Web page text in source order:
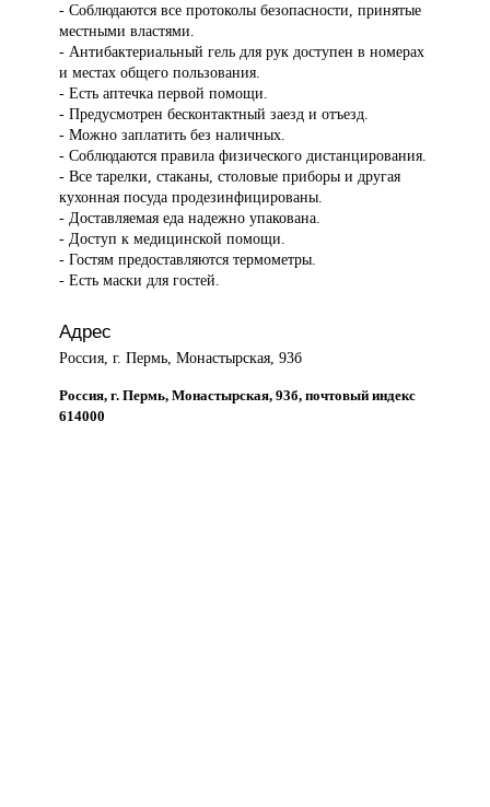
- Соблюдаются все протоколы безопасности, принятые
местными властями.
- Антибактериальный гель для рук доступен в номерах
и местах общего пользования.
- Есть аптечка первой помощи.
- Предусмотрен бесконтактный заезд и отъезд.
- Можно заплатить без наличных.
- Соблюдаются правила физического дистанцирования.
- Все тарелки, стаканы, столовые приборы и другая
кухонная посуда продезинфицированы.
- Доставляемая еда надежно упакована.
- Доступ к медицинской помощи.
- Гостям предоставляются термометры.
- Есть маски для гостей.
Адрес
Россия, г. Пермь, Монастырская, 93б
Россия, г. Пермь, Монастырская, 93б, почтовый индекс
614000